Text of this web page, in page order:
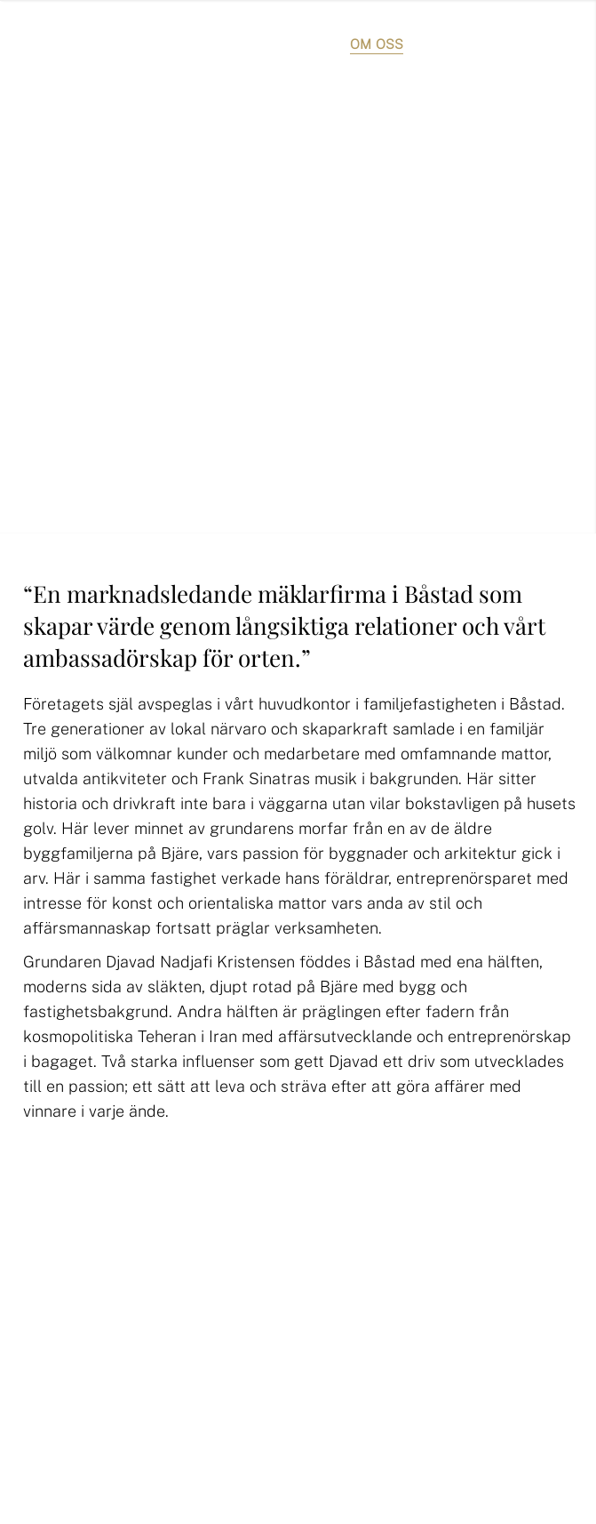
OM OSS
“En marknadsledande mäklarfirma i Båstad som
skapar värde genom långsiktiga relationer och vårt
ambassadörskap för orten.”
Företagets själ avspeglas i vårt huvudkontor i familjefastigheten i Båstad.
Tre generationer av lokal närvaro och skaparkraft samlade i en familjär
miljö som välkomnar kunder och medarbetare med omfamnande mattor,
utvalda antikviteter och Frank Sinatras musik i bakgrunden. Här sitter
historia och drivkraft inte bara i väggarna utan vilar bokstavligen på husets
golv. Här lever minnet av grundarens morfar från en av de äldre
byggfamiljerna på Bjäre, vars passion för byggnader och arkitektur gick i
arv. Här i samma fastighet verkade hans föräldrar, entreprenörsparet med
intresse för konst och orientaliska mattor vars anda av stil och
affärsmannaskap fortsatt präglar verksamheten.
Grundaren Djavad Nadjafi Kristensen föddes i Båstad med ena hälften,
moderns sida av släkten, djupt rotad på Bjäre med bygg och
fastighetsbakgrund. Andra hälften är präglingen efter fadern från
kosmopolitiska Teheran i Iran med affärsutvecklande och entreprenörskap
i bagaget. Två starka influenser som gett Djavad ett driv som utvecklades
till en passion; ett sätt att leva och sträva efter att göra affärer med
vinnare i varje ände.